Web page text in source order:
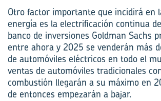
Otro factor importante que incidirá en
energía es la electrificación continua
banco de inversiones Goldman Sachs
entre ahora y 2025 se venderán más
de automóviles eléctricos en todo el
ventas de automóviles tradicionales
combustión llegarán a su máximo­ en
de entonces empezarán a bajar.